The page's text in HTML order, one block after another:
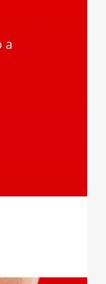
a